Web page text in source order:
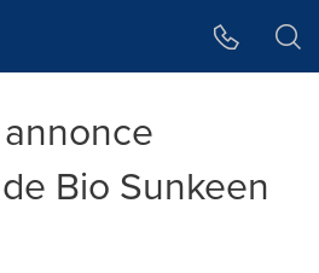
Bio Sunkeen